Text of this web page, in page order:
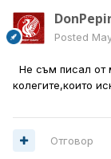
Posted
Не съм писал от
колегите,които
Отговор